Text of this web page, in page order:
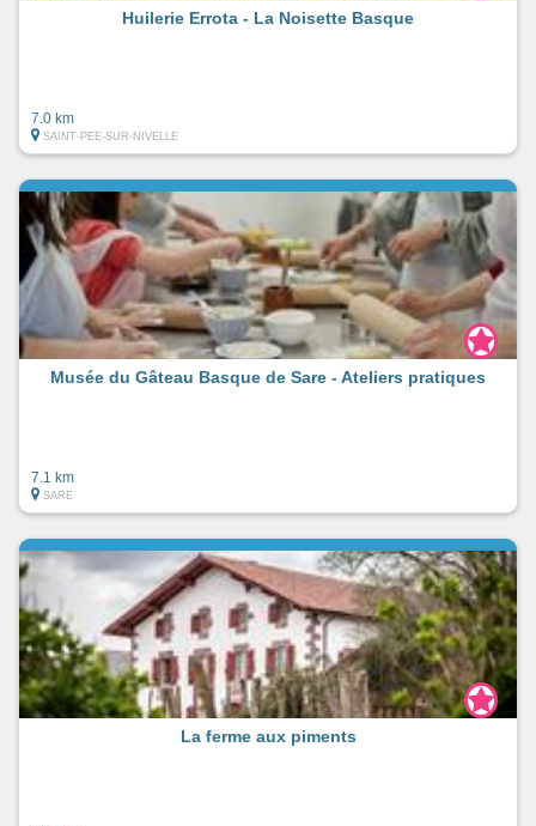
Huilerie Errota - La Noisette Basque
7.0 km
SAINT-PEE-SUR-NIVELLE
Musée du Gâteau Basque de Sare - Ateliers pratiques
7.1 km
SARE
La ferme aux piments